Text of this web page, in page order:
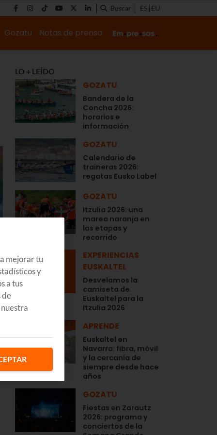
Buscar ES EU
Gozatu Notas de prensa
LO + LEÍDO
GOZATU
Bandera de la
Concha 2026:
horarios e
información
GOZATU
Calendario de
traineras 2026:
regatas Eusko Label
GOZATU
Itzulia 2026: una
marea naranja en
las etapas y
recorrido
EXPERIENCIAS
EUSKALTEL
Desvelamos la
camiseta de
Euskaltel para la
Itzulia 2026
APRENDE
Euskaltel en
Navarra: fibra, móvil
y la cercanía de
siempre desde hace
años
GOZATU
Fiestas en Zarautz
2026: programa y
conciertos de la
mejorar tu
y
a tus
de